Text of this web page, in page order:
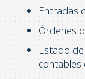
Entradas
Órdenes
Estado
contables